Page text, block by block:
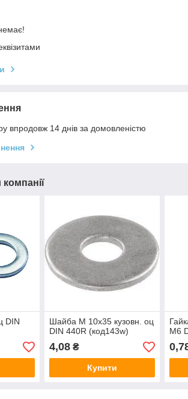
впродовж 14 днів за домовленістю
компанії
DIN
Шайба М 10х35 кузовн. оц
DIN 440R (код143w)
4,08₴
Купити
М6